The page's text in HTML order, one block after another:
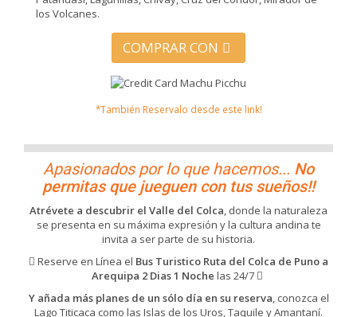
los Volcanes.
COMPRAR CON
*También Reservalo desde este link!
Apasionados por lo que hacemos... No
permitas que jueguen con tus sueños!!
Atrévete a descubrir el Valle del Colca, donde la naturaleza
se presenta en su máxima expresión y la cultura andina te
invita a ser parte de su historia.
Reserve en Línea el Bus Turistico Ruta del Colca de Puno a
Arequipa 2 Dias 1 Noche las 24/7
Y añada más planes de un sólo día en su reserva, conozca el
Lago Titicaca como las Islas de los Uros, Taquile y Amantaní.